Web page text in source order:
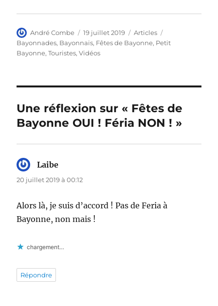
Auteur
André Combe
Publié
le
19 juillet 2019 Catégories
Articles
Bayonnades, Bayonnais, Fêtes de Bayonne, Petit
Bayonne,Touristes,Vidéos
Une réflexion sur « Fêtes de
Bayonne OUI ! Féria NON ! »
Laibe
20 juillet 2019 à 00:12
Alors là, je suis d’accord ! Pas de Feria à
Bayonne, non mais !
chargement…
Répondre